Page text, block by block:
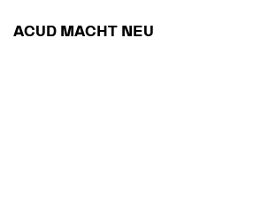
ACUD MACHT NEU